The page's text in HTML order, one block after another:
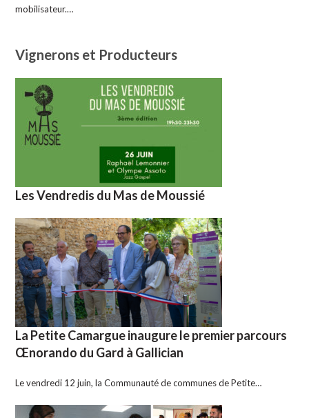
mobilisateur.…
Vignerons et Producteurs
Les Vendredis du Mas de Moussié
La Petite Camargue inaugure le premier parcours
Œnorando du Gard à Gallician
Le vendredi 12 juin, la Communauté de communes de Petite…